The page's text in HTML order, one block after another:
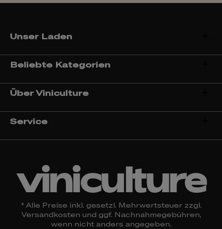
Unser Laden
Beliebte Kategorien
Über Viniculture
Service
viniculture
* Alle Preise inkl. gesetzl. Mehrwertsteuer zzgl.
Versandkosten und ggf. Nachnahmegebühren,
wenn nicht anders angegeben.